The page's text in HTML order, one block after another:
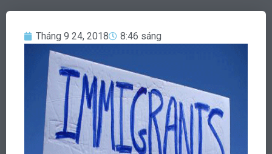
Tháng 9 24, 2018 8:46 sáng